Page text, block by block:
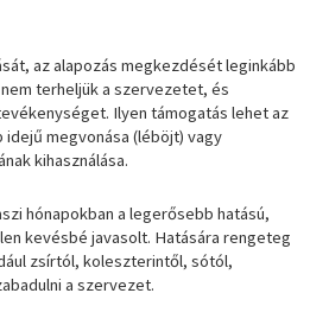
az alapozás megkezdését leginkább
terheljük a szervezetet, és
Ilyen támogatás lehet az
megvonása (léböjt) vagy
kihasználása.
hónapokban a legerősebb hatású,
kevésbé javasolt. Hatására rengeteg
zsírtól, koleszterintől, sótól,
a szervezet.